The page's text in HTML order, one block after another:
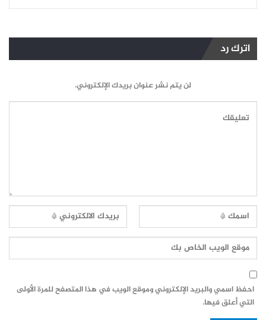
اترك رد
لن يتم نشر عنوان بريدك الإلكتروني.
احفظ اسمي والبريد الإلكتروني وموقع الويب في هذا المتصفح للمرة الأولى
التي أعلق فيها.